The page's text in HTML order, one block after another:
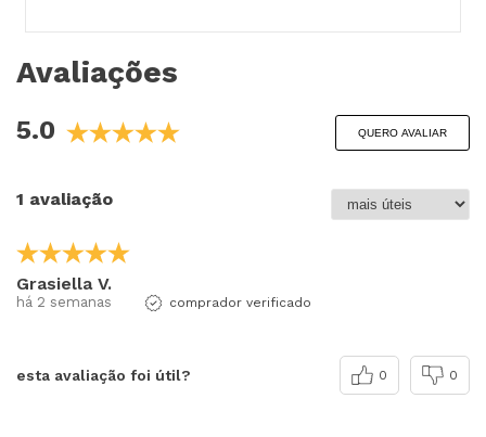
Avaliações
5.0 QUERO AVALIAR
1 avaliação
Grasiella V.
há 2 semanas comprador verificado
esta avaliação foi útil? 0 0